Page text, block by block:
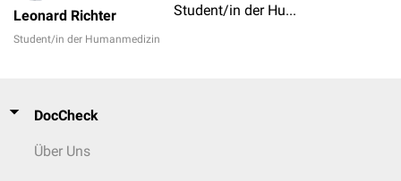
Leonard Richter
Student/in der Humanmedizin
Student/in der Humanmedizin
DocCheck
Über Uns